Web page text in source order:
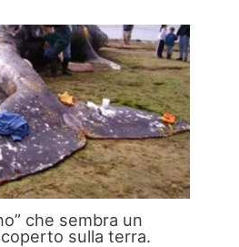
che sembra un
sulla terra.